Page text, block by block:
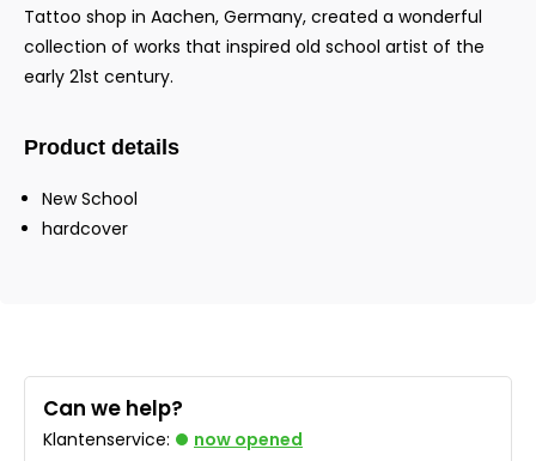
Tattoo shop in Aachen, Germany, created a wonderful
collection of works that inspired old school artist of the
early 21st century.
Product details
New School
hardcover
Can we help?
Klantenservice: now opened